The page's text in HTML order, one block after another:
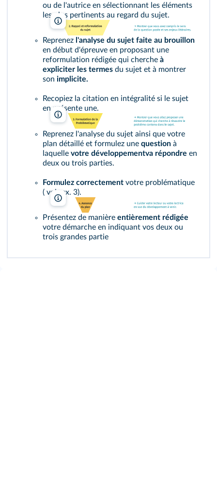
ou de l'autrice en sélectionnant les éléments
les plus pertinents au regard du sujet.
Lelivrescolaire.fr
Reprenez l'analyse du sujet faite au brouillon
en début d'épreuve en proposant une
reformulation rédigée qui cherche à
expliciter les termes du sujet et à montrer
son implicite.
Recopiez la citation en intégralité si le sujet
en présente une.
Lelivrescolaire.fr
Reprenez l'analyse du sujet ainsi que votre
plan détaillé et formulez une question à
laquelle votre développementva répondre en
deux ou trois parties.
Formulez correctement votre problématique
( voir
ex. 3).
Lelivrescolaire.fr
Présentez de manière entièrement rédigée
votre démarche en indiquant vos deux ou
trois grandes partie